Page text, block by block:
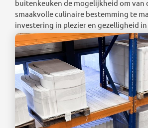
buitenkeuken de mogelijkheid om van
smaakvolle culinaire bestemming te
investering in plezier en gezelligheid